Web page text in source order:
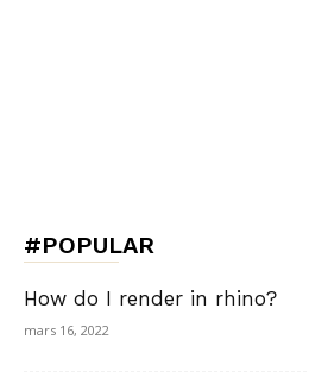
#POPULAR
How do I render in rhino?
mars 16, 2022